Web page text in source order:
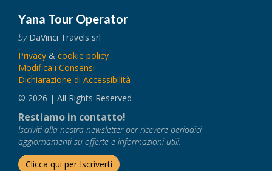
Yana Tour Operator
byDaVinci Travels srl
Privacy & cookie policy
Modifica i Consensi
Dichiarazione di Accessibilità
© 2026 | All Rights Reserved
Restiamo in contatto!
Iscriviti alla nostra newsletter per ricevere periodici
aggiornamenti su offerte e informazioni utili.
Clicca qui per Iscriverti